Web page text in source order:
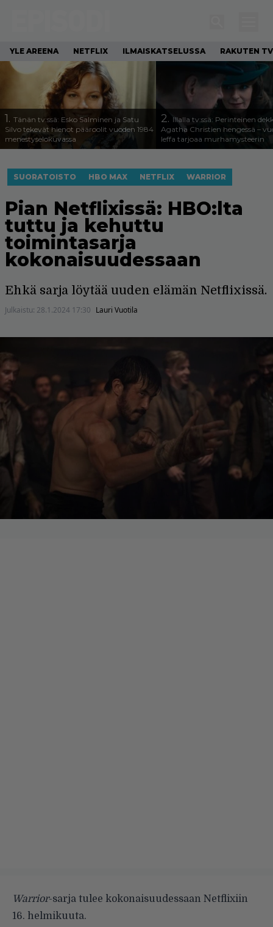
YLE AREENA NETFLIX ILMAISKATSELUSSA RAKUTEN TV
1. Tänän tv:ssä: Esko Salminen ja Satu
Silvo tekevät hienot pääroolit vuoden 1984
menestyselokuvassa
2. Illalla tv:ssä: Perinteinen
Agatha Christien hengessä –
leffa tarjoaa murhamysteerin
SUORATOISTO HBO MAX NETFLIX WARRIOR
Pian Netflixissä: HBO:lta
tuttu ja kehuttu
toimintasarja
kokonaisuudessaan
Ehkä sarja löytää uuden elämän Netflixissä.
Julkaistu: 28.1.2024 17:30 Lauri Vuotila
Warrior-sarja tulee kokonaisuudessaan Netflixiin
16. helmikuuta.